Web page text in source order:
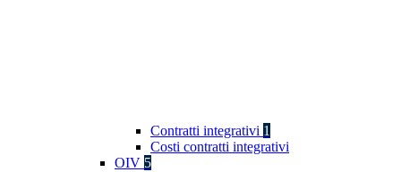
Contratti integrativi 1
Costi contratti integrativi
OIV 5